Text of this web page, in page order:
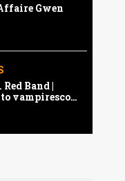
Gwen
Band |
vampiresco